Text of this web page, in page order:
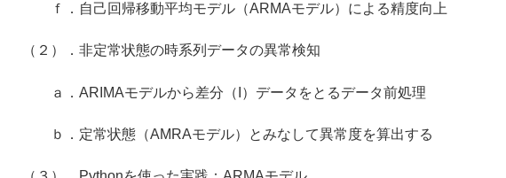
ｆ．自己回帰移動平均モデル（ARMAモデル）による精度向上
（２）．非定常状態の時系列データの異常検知
ａ．ARIMAモデルから差分（I）データをとるデータ前処理
ｂ．定常状態（AMRAモデル）とみなして異常度を算出する